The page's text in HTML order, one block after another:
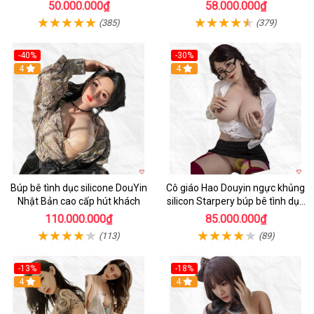
50.000.000₫
(385)
58.000.000₫
(379)
-40%
4
Búp bê tình dục silicone DouYin
Nhật Bản cao cấp hút khách
110.000.000₫
(113)
-30%
4
Cô giáo Hao Douyin ngực khủng
silicon Starpery búp bê tình dục
cao cấp 172cm
85.000.000₫
(89)
-13%
4
-18%
4